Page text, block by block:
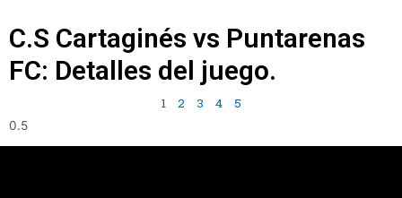
C.S Cartaginés vs Puntarenas
FC: Detalles del juego.
1 2 3 4 5